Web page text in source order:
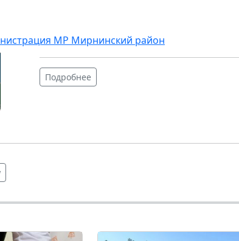
МР Мирнинский район
Подробнее